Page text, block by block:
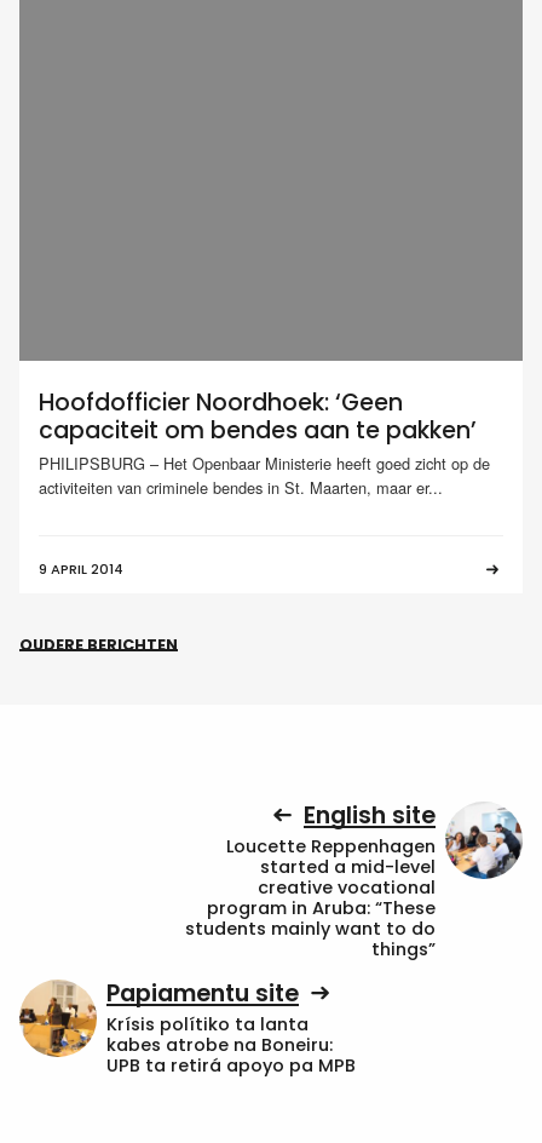
Hoofdofficier Noordhoek: ‘Geen
capaciteit om bendes aan te pakken’
PHILIPSBURG – Het Openbaar Ministerie heeft goed zicht op de
activiteiten van criminele bendes in St. Maarten, maar er...
9 APRIL 2014
OUDERE BERICHTEN
English site
Loucette Reppenhagen
started a mid-level
creative vocational
program in Aruba: “These
students mainly want to do
things”
Papiamentu site
Krísis polítiko ta lanta
kabes atrobe na Boneiru:
UPB ta retirá apoyo pa MPB